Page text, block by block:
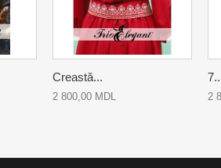
Creastă...
2 800,00 MDL 2